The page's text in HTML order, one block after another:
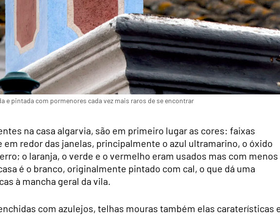
e pintada com pormenores cada vez mais raros de se encontrar
na casa algarvia, são em primeiro lugar as cores: faixas
em redor das janelas, principalmente o azul ultramarino, o óxido
o laranja, o verde e o vermelho eram usados mas com menos
é o branco, originalmente pintado com cal, o que dá uma
à mancha geral da vila.
com azulejos, telhas mouras também elas caraterísticas